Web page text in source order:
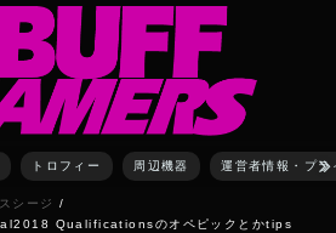
トロフィー 周辺機器 運営者情報・プ
シージ
Qualificationsのオペピックとかtips